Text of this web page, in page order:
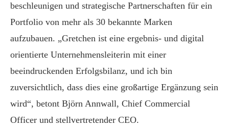
beschleunigen und strategische Partnerschaften für ein
Portfolio von mehr als 30 bekannte Marken
aufzubauen. „Gretchen ist eine ergebnis- und digital
orientierte Unternehmensleiterin mit einer
beeindruckenden Erfolgsbilanz, und ich bin
zuversichtlich, dass dies eine großartige Ergänzung sein
wird“, betont Björn Annwall, Chief Commercial
Officer und stellvertretender CEO.